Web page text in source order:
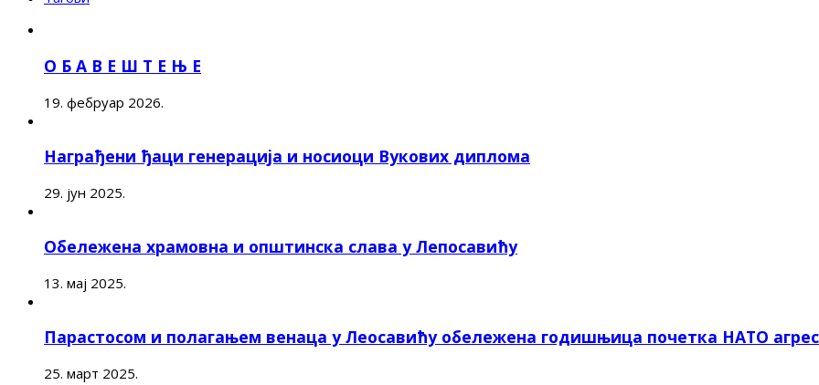
О Б А В Е Ш Т Е Њ Е
19. фебруар 2026.
Награђени ђаци генерација и носиоци Вукових диплома
29. јун 2025.
Обележена храмовна и општинска слава у Лепосавићу
13. мај 2025.
Парастосом и полагањем венаца у Леосавићу обележена годишњица почетка НАТО
25. март 2025.